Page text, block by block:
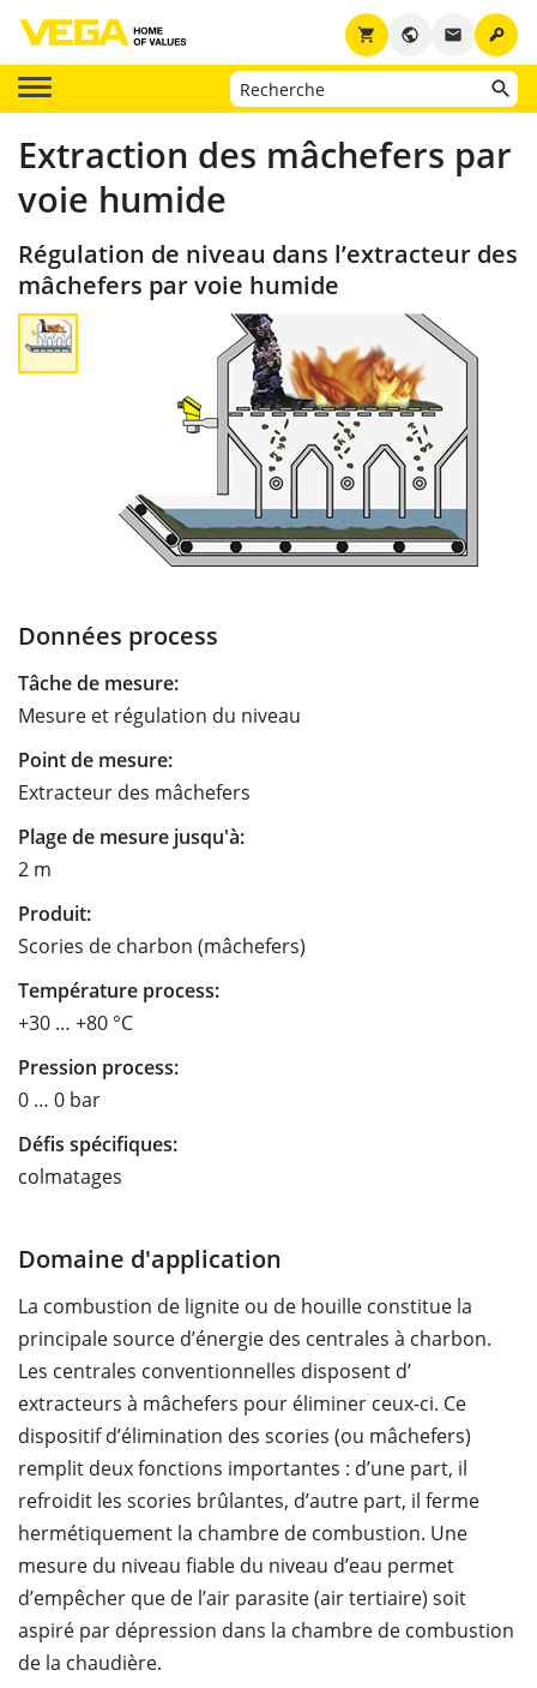
key
email
public
shopping_cart
Extraction des mâchefers par
voie humide
Régulation de niveau dans l’extracteur des
mâchefers par voie humide
Données process
Tâche de mesure:
Mesure et régulation du niveau
Point de mesure:
Extracteur des mâchefers
Plage de mesure jusqu'à:
2 m
Produit:
Scories de charbon (mâchefers)
Température process:
+30 … +80 °C
Pression process:
0 … 0 bar
Défis spécifiques:
colmatages
Domaine d'application
La combustion de lignite ou de houille constitue la
principale source d’énergie des centrales à charbon.
Les centrales conventionnelles disposent d’
extracteurs à mâchefers pour éliminer ceux-ci. Ce
dispositif d’élimination des scories (ou mâchefers)
remplit deux fonctions importantes : d’une part, il
refroidit les scories brûlantes, d’autre part, il ferme
hermétiquement la chambre de combustion. Une
mesure du niveau fiable du niveau d’eau permet
d’empêcher que de l’air parasite (air tertiaire) soit
aspiré par dépression dans la chambre de combustion
de la chaudière.